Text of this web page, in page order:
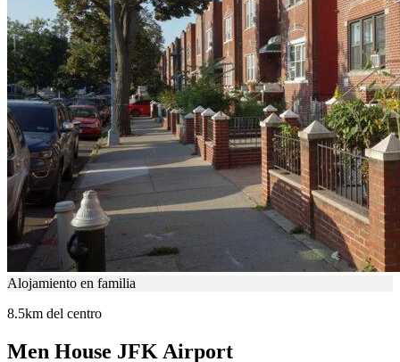
Alojamiento en familia
8.5km del centro
Men House JFK Airport